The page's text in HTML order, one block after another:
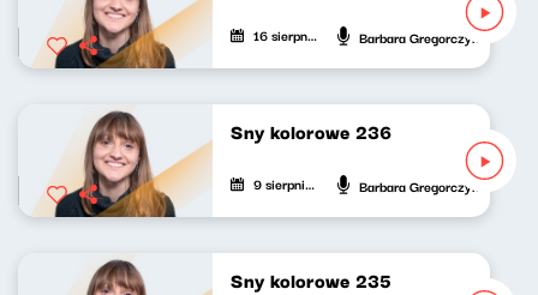
16 sierpnia 2025 Barbara Gregorczyk
Sny kolorowe 236
9 sierpnia 2025 Barbara Gregorczyk
Sny kolorowe 235